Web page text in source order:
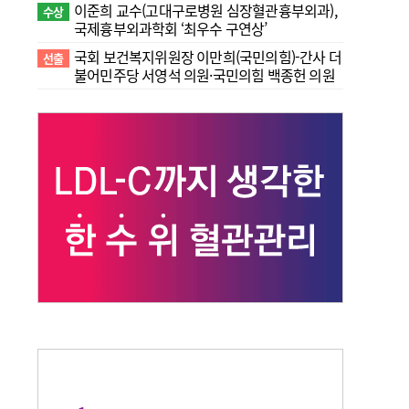
수상
이준희 교수(고대구로병원 심장혈관흉부외과),
국제흉부외과학회 ‘최우수 구연상’
선출 국회 보건복지위원장 이만희(국민의힘)-간사 더
불어민주당 서영석 의원·국민의힘 백종헌 의원